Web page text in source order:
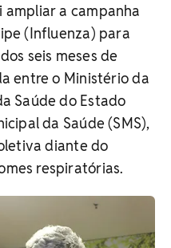
ampliar a campanha
(Influenza) para
seis meses de
entre o Ministério da
Saúde do Estado
da Saúde (SMS),
diante do
respiratórias.